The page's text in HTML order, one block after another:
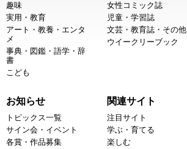
趣味
実用・教育
アート・教養・エンタ
メ
事典・図鑑・語学・辞
書
こども
女性コミック誌
児童・学習誌
文芸・教育誌・その他
ウイークリーブック
お知らせ
トピックス一覧
サイン会・イベント
各賞・作品募集
関連サイト
注目サイト
学ぶ・育てる
楽しむ